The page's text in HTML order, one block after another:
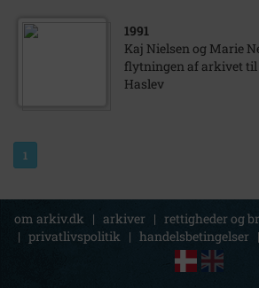
1991
Kaj Nielsen og Marie
flytningen af arkivet til
Haslev
1
om arkiv.dk | arkiver | rettigheder og
| privatlivspolitik | handelsbetingelser |